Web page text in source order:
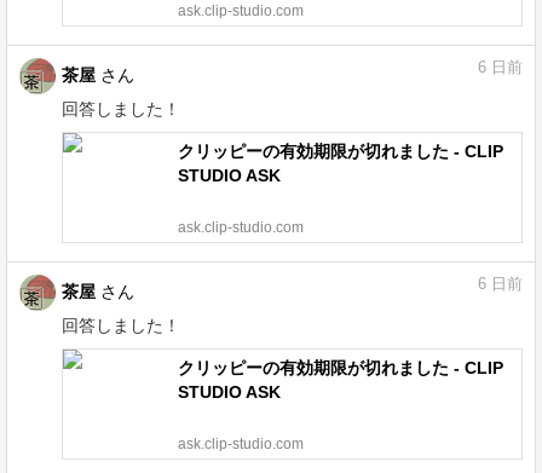
ask.clip-studio.com
茶屋 さん
回答しました！
6 日前
クリッピーの有効期限が切れました - CLIP
STUDIO ASK
ask.clip-studio.com
茶屋 さん
回答しました！
6 日前
クリッピーの有効期限が切れました - CLIP
STUDIO ASK
ask.clip-studio.com